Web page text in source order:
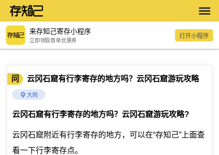
来存知己寄存小程序
立即领取首单优惠券
打开小程序
问 云冈石窟有行李寄存的地方吗？云冈石窟游玩攻略
大同
云冈石窟有行李寄存的地方吗？云冈石窟游玩攻略?
云冈石窟附近有行李寄存的地方，可以在“存知己”上面查
看一下行李寄存点。